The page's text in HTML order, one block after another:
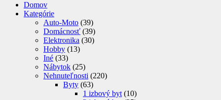
Domov
Kategórie
Auto-Moto (39)
Domácnosť (39)
Elektronika (30)
Hobby (13)
Iné (33)
Nábytok (25)
Nehnuteľnosti (220)
Byty (63)
1 izbový byt (10)